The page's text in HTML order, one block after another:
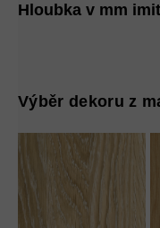
Hloubka v mm
Výběr dekoru z